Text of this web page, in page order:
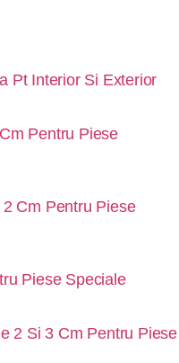
Pt Interior Si Exterior
Pentru Piese
Cm Pentru Piese
Piese Speciale
2 Si 3 Cm Pentru Piese